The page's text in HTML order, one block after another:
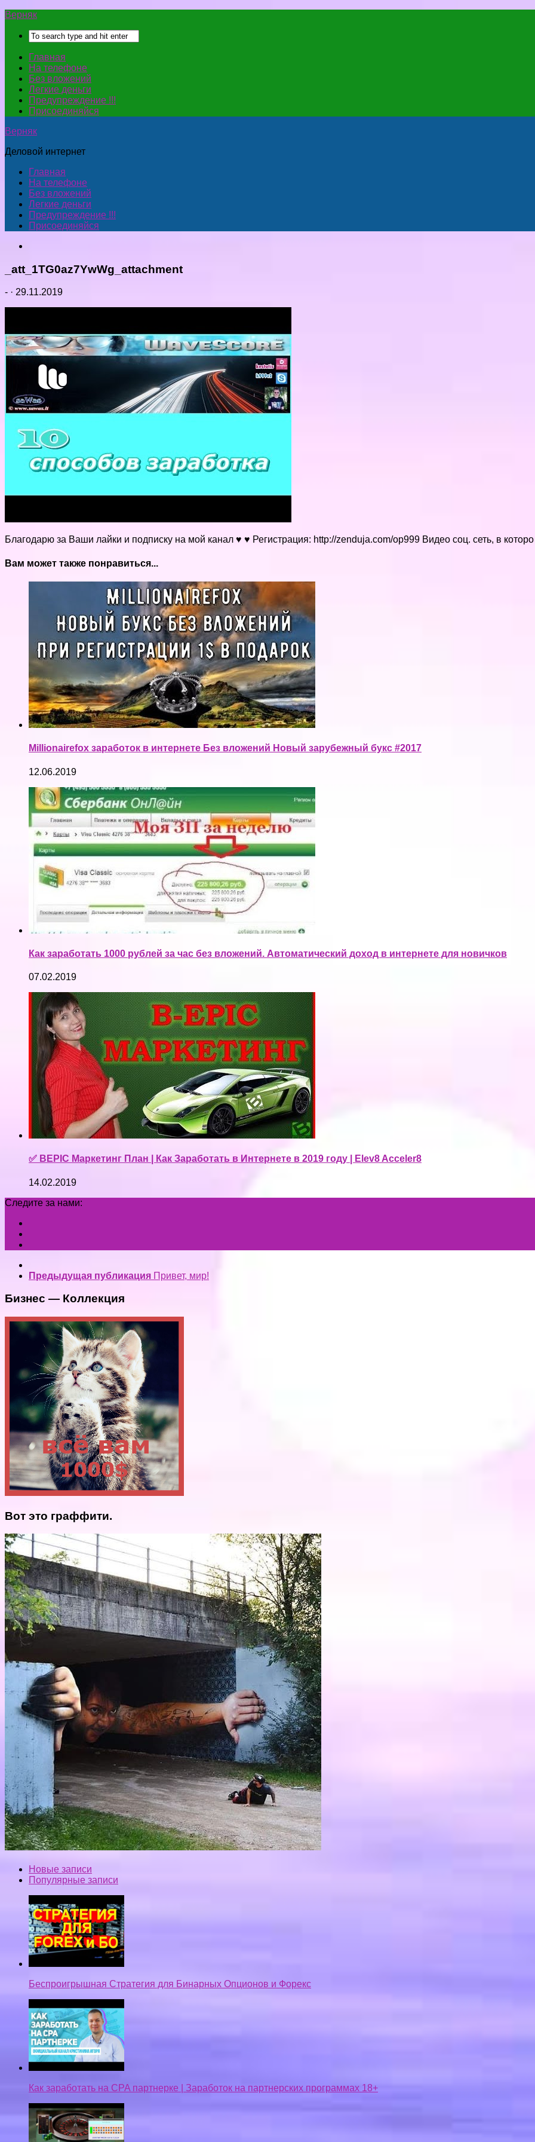
Верняк
Главная
На телефоне
Без вложений
Легкие деньги
Предупреждение !!!
Присоединяйся
Верняк
Деловой интернет
Главная
На телефоне
Без вложений
Легкие деньги
Предупреждение !!!
Присоединяйся
_att_1TG0az7YwWg_attachment
- · 29.11.2019
Благодарю за Ваши лайки и подписку на мой канал ♥ ♥ Регистрация: http://zenduja.com/op999 Видео соц. сеть, в
Вам может также понравиться...
Millionairefox заработок в интернете Без вложений Новый зарубежный букс #2017
12.06.2019
Как заработать 1000 рублей за час без вложений. Автоматический доход в интернете для новичков
07.02.2019
✅ BEPIC Маркетинг План | Как Заработать в Интернете в 2019 году | Elev8 Acceler8
14.02.2019
Следите за нами:
Предыдущая публикация Привет, мир!
Бизнес — Коллекция
Вот это граффити.
Новые записи
Популярные записи
Беспроигрышная Стратегия для Бинарных Опционов и Форекс
Как заработать на CPA партнерке | Заработок на партнерских программах 18+